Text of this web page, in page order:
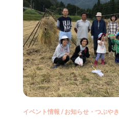
イベント情報 / お知らせ・つぶやき